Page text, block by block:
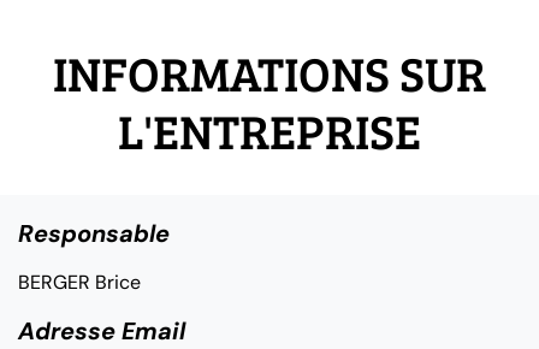
INFORMATIONS SUR
L'ENTREPRISE
Responsable
BERGER Brice
Adresse Email